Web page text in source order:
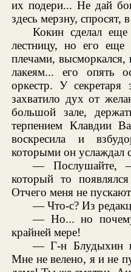
их подери... Не дай
здесь мерзну, спросят,
Кокин сделал
лестницу, но его
плечами,
лакеям... его опять
оркестр. У секретаря
захватило дух от
большой зале,
терпением Клавдии
воскресила и
которыми он услаждал
— Послушайте,
который то
Отчего меня не
— Что-с? Из
— Но... но
крайней мере!
— Г-н Блудыхин
Мне не велено, я и не